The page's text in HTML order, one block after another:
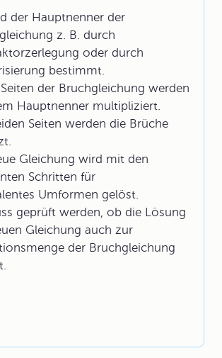
der Hauptnenner der
z. B. durch
oder durch
bestimmt.
der Bruchgleichung werden
Hauptnenner multipliziert.
Seiten werden die Brüche
Gleichung wird mit den
Schritten für
Umformen gelöst.
geprüft werden, ob die Lösung
Gleichung auch zur
der Bruchgleichung